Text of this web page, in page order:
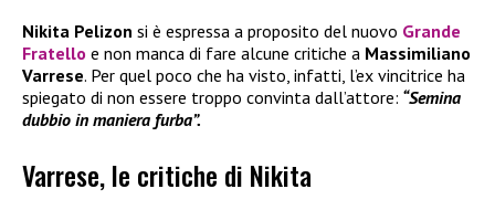
Nikita Pelizon si è espressa a proposito del nuovo Grande
Fratello e non manca di fare alcune critiche a Massimiliano
Varrese. Per quel poco che ha visto, infatti, l’ex vincitrice ha
spiegato di non essere troppo convinta dall’attore: “Semina
dubbio in maniera furba”.
Varrese, le critiche di Nikita